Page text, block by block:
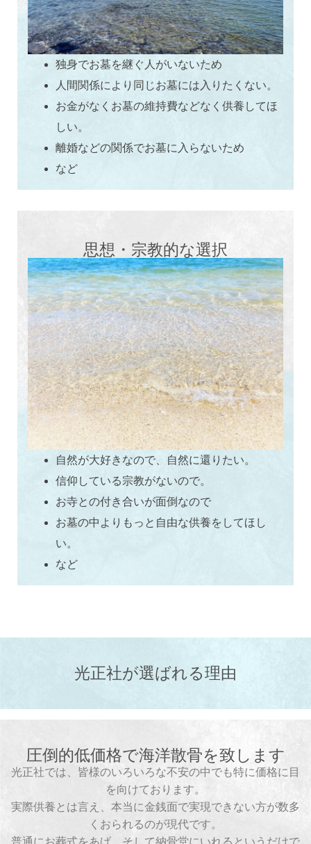
独身でお墓を継ぐ人がいないため
人間関係により同じお墓には入りたくない。
お金がなくお墓の維持費などなく供養してほ
しい。
離婚などの関係でお墓に入らないため
など
思想・宗教的な選択
自然が大好きなので、自然に還りたい。
信仰している宗教がないので。
お寺との付き合いが面倒なので
お墓の中よりもっと自由な供養をしてほし
い。
など
光正社が選ばれる理由
圧倒的低価格で海洋散骨を致します
光正社では、皆様のいろいろな不安の中でも特に価格に目
を向けております。
実際供養とは言え、本当に金銭面で実現できない方が数多
くおられるのが現代です。
普通にお葬式をあげ、そして納骨堂にいれるというだけで